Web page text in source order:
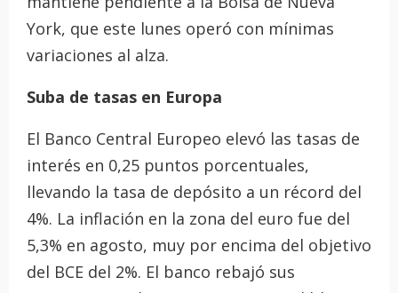
York, que este lunes operó con mínimas
variaciones al alza.
Suba de tasas en Europa
El Banco Central Europeo elevó las tasas de
interés en 0,25 puntos porcentuales,
llevando la tasa de depósito a un récord del
4%. La inflación en la zona del euro fue del
5,3% en agosto, muy por encima del objetivo
del BCE del 2%. El banco rebajó sus